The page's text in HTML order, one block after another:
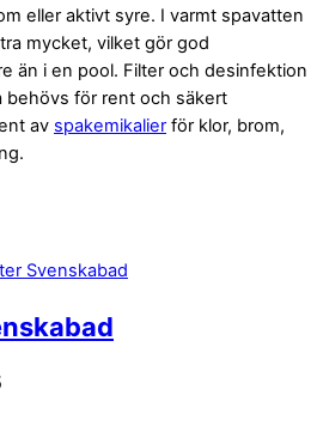
eller aktivt syre. I varmt spavatten
mycket, vilket gör god
än i en pool. Filter och desinfektion
behövs för rent och säkert
av spakemikalier för klor, brom,